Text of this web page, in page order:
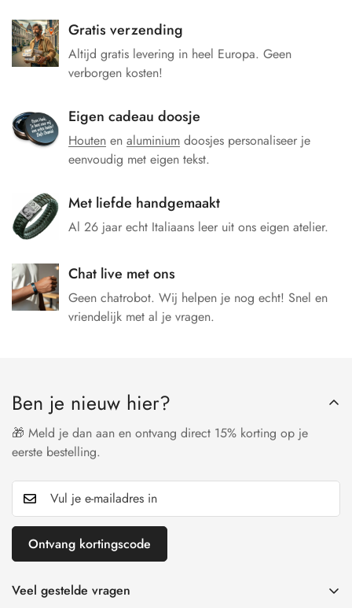
Gratis verzending
Altijd gratis levering in heel Europa. Geen
verborgen kosten!
Eigen cadeau doosje
Houten en aluminium doosjes personaliseer je
eenvoudig met eigen tekst.
Met liefde handgemaakt
Al 26 jaar echt Italiaans leer uit ons eigen atelier.
Chat live met ons
Geen chatrobot. Wij helpen je nog echt! Snel en
vriendelijk met al je vragen.
Ben je nieuw hier?
🎁 Meld je dan aan en ontvang direct 15% korting op je
eerste bestelling.
Ontvang kortingscode
Veel gestelde vragen